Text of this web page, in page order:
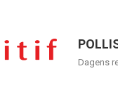
Dagens